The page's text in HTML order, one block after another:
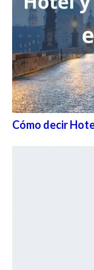
Cómo decir